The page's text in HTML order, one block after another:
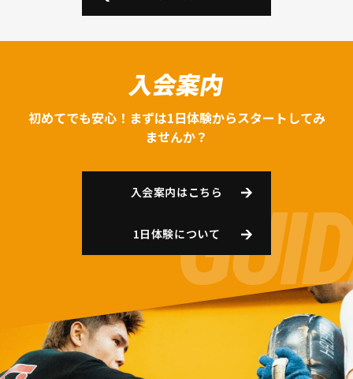
入会案内
初めてでも安心！まずは1日体験からスタートしてみ
ませんか？
入会案内はこちら
1日体験について